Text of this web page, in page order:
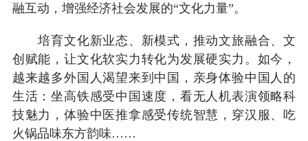
融互动，增强经济社会发展的“文化力量”。
培育文化新业态、新模式，推动文旅融合、文
创赋能，让文化软实力转化为发展硬实力。如今，
越来越多外国人渴望来到中国，亲身体验中国人的
生活：坐高铁感受中国速度，看无人机表演领略科
技魅力，体验中医推拿感受传统智慧，穿汉服、吃
火锅品味东方韵味……